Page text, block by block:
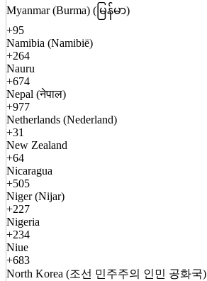
Myanmar (Burma) (မြန်မာ)
+95
Namibia (Namibië)
+264
Nauru
+674
Nepal (नेपाल)
+977
Netherlands (Nederland)
+31
New Zealand
+64
Nicaragua
+505
Niger (Nijar)
+227
Nigeria
+234
Niue
+683
North Korea (조선 민주주의 인민 공화국)